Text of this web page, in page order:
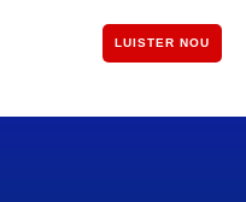
LUISTER NOU